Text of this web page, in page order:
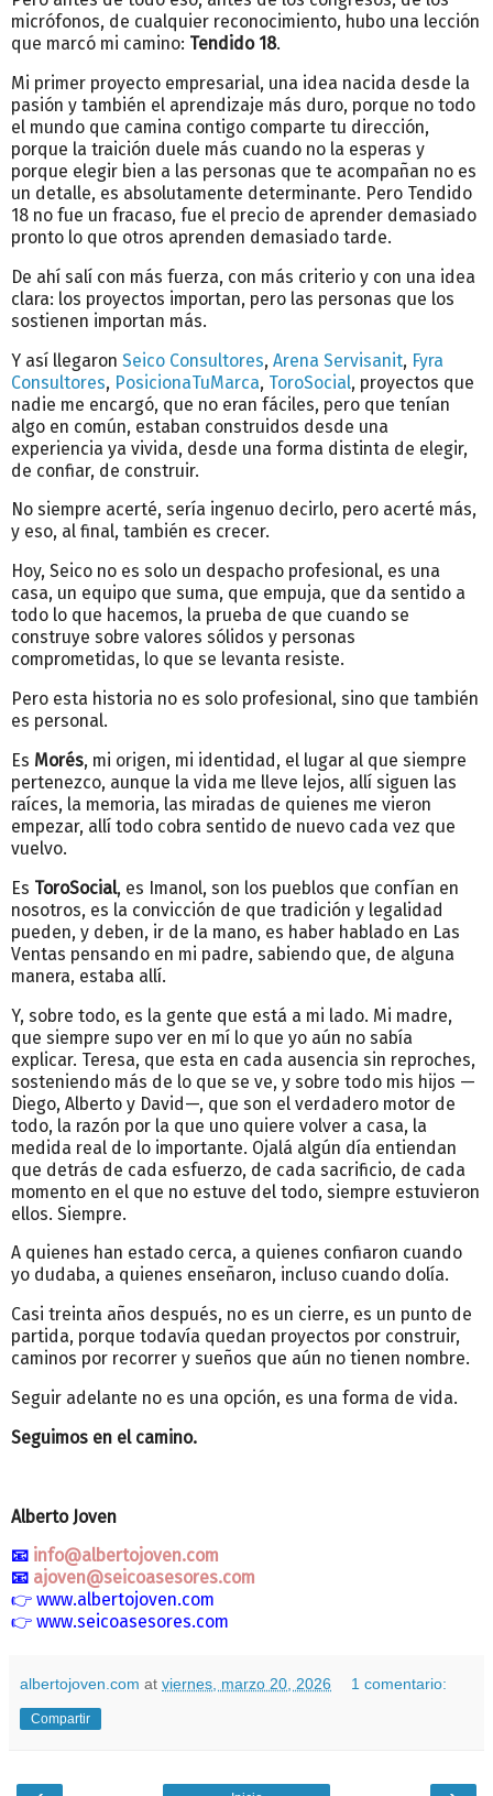
micrófonos, de cualquier reconocimiento, hubo una lección
que marcó mi camino: Tendido 18.
Mi primer proyecto empresarial, una idea nacida desde la
pasión y también el aprendizaje más duro, porque no todo
el mundo que camina contigo comparte tu dirección,
porque la traición duele más cuando no la esperas y
porque elegir bien a las personas que te acompañan no es
un detalle, es absolutamente determinante. Pero Tendido
18 no fue un fracaso, fue el precio de aprender demasiado
pronto lo que otros aprenden demasiado tarde.
De ahí salí con más fuerza, con más criterio y con una idea
clara: los proyectos importan, pero las personas que los
sostienen importan más.
Y así llegaron Seico Consultores, Arena Servisanit, Fyra
Consultores, PosicionaTuMarca, ToroSocial, proyectos que
nadie me encargó, que no eran fáciles, pero que tenían
algo en común, estaban construidos desde una
experiencia ya vivida, desde una forma distinta de elegir,
de confiar, de construir.
No siempre acerté, sería ingenuo decirlo, pero acerté más,
y eso, al final, también es crecer.
Hoy, Seico no es solo un despacho profesional, es una
casa, un equipo que suma, que empuja, que da sentido a
todo lo que hacemos, la prueba de que cuando se
construye sobre valores sólidos y personas
comprometidas, lo que se levanta resiste.
Pero esta historia no es solo profesional, sino que también
es personal.
Es Morés, mi origen, mi identidad, el lugar al que siempre
pertenezco, aunque la vida me lleve lejos, allí siguen las
raíces, la memoria, las miradas de quienes me vieron
empezar, allí todo cobra sentido de nuevo cada vez que
vuelvo.
Es ToroSocial, es Imanol, son los pueblos que confían en
nosotros, es la convicción de que tradición y legalidad
pueden, y deben, ir de la mano, es haber hablado en Las
Ventas pensando en mi padre, sabiendo que, de alguna
manera, estaba allí.
Y, sobre todo, es la gente que está a mi lado. Mi madre,
que siempre supo ver en mí lo que yo aún no sabía
explicar. Teresa, que esta en cada ausencia sin reproches,
sosteniendo más de lo que se ve, y sobre todo mis hijos —
Diego, Alberto y David—, que son el verdadero motor de
todo, la razón por la que uno quiere volver a casa, la
medida real de lo importante. Ojalá algún día entiendan
que detrás de cada esfuerzo, de cada sacrificio, de cada
momento en el que no estuve del todo, siempre estuvieron
ellos. Siempre.
A quienes han estado cerca, a quienes confiaron cuando
yo dudaba, a quienes enseñaron, incluso cuando dolía.
Casi treinta años después, no es un cierre, es un punto de
partida, porque todavía quedan proyectos por construir,
caminos por recorrer y sueños que aún no tienen nombre.
Seguir adelante no es una opción, es una forma de vida.
Seguimos en el camino.
Alberto Joven
📧 info@albertojoven.com
📧 ajoven@seicoasesores.com
👉 www.albertojoven.com
👉 www.seicoasesores.com
albertojoven.com at viernes, marzo 20, 2026 1 comentario:
Compartir